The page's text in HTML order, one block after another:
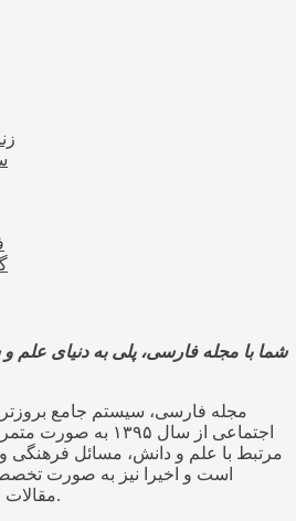
شما با مجله فارسی، پلی به دنیای علم
مجله فارسی، سیستم جامع
اجتماعی از سال ۱۳۹۵
مرتبط با علم و دانش، مسائل فرهنگی و
است و اخیرا نیز به صورت
مقالات این حوزه‌ها فعالیت می کند.